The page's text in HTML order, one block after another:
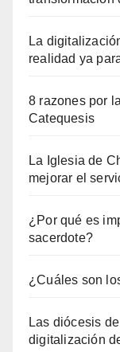
La
realidad ya
8 razones por
Catequesis
La Iglesia de
mejorar el
¿Por qué es
sacerdote?
¿Cuáles son
Las diócesis
digitalización